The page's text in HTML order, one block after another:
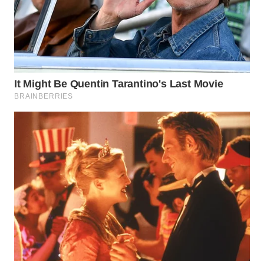
WN
SURABAYA
WN
NATUNA
WN
BINTAN
WN
MANDALIKA
WN
LIKUPANG
WN
LABUANBAJO